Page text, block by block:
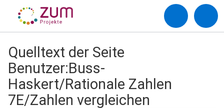
Quelltext der Seite
Benutzer:Buss-
Haskert/Rationale Zahlen
7E/Zahlen vergleichen